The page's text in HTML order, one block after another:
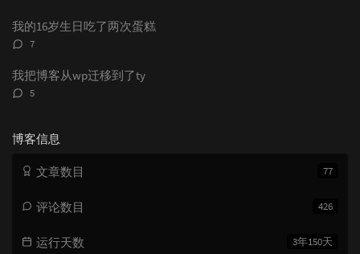
数：
我的16岁生日吃了两次蛋糕
评
数：
7
我把博客从wp迁移到了ty
评
5
博客信息
77
文章数目
426
评论数目
3年150天
运行天数